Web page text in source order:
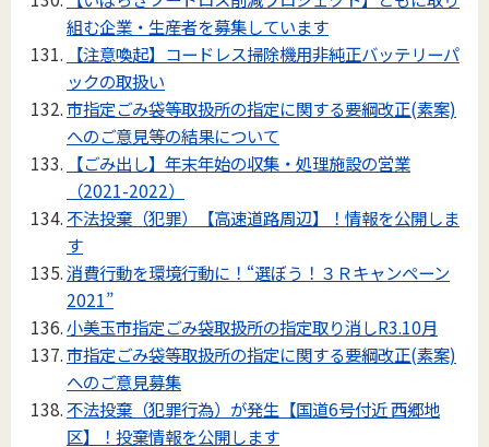
組む企業・生産者を募集しています
【注意喚起】コードレス掃除機用非純正バッテリーパ
ックの取扱い
市指定ごみ袋等取扱所の指定に関する要綱改正(素案)
へのご意見等の結果について
【ごみ出し】年末年始の収集・処理施設の営業
（2021-2022）
不法投棄（犯罪）【高速道路周辺】！情報を公開しま
す
消費行動を環境行動に！“選ぼう！３Ｒキャンペーン
2021”
小美玉市指定ごみ袋取扱所の指定取り消しR3.10月
市指定ごみ袋等取扱所の指定に関する要綱改正(素案)
へのご意見募集
不法投棄（犯罪行為）が発生【国道6号付近 西郷地
区】！投棄情報を公開します